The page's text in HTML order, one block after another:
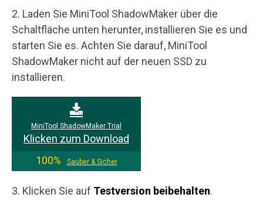
2. Laden Sie MiniTool ShadowMaker über die
Schaltfläche unten herunter, installieren Sie es und
starten Sie es. Achten Sie darauf, MiniTool
ShadowMaker nicht auf der neuen SSD zu
installieren.
MiniTool ShadowMaker Trial
Klicken zum Download
100%
Sauber & Sicher
3. Klicken Sie auf Testversion beibehalten.